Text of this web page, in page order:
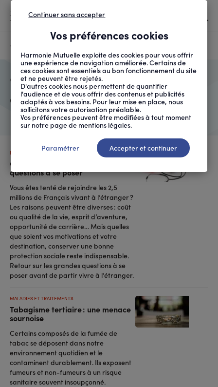
D'ARIANE
ACCUEIL QUI SOMMES-NOUS ? AUTEURS
Olivier Vachey
Couverture sociale à l’étranger, les
questions à se poser
DROITS ET DÉMARCHES
Vous êtes tenté de rejoindre les 2,5
millions de Français vivant à l’étranger ?
Les raisons peuvent être diverses : coût
ou qualité de la vie, esprit d’aventure,
opportunité de carrière… Mais quelles
que soient vos motivations et votre
destination, conserver une bonne
protection sociale reste indispensable.
Retour sur les grandes questions à se
poser avant de partir vivre à l’étranger.
Tabagisme tertiaire : une menace
sournoise
MALADIES ET TRAITEMENTS
Certains composés de la fumée de
tabac se déposent dans notre
environnement quotidien et le
contaminent durablement. Ils exposent
fumeurs et non-fumeurs à un risque
sanitaire souvent insoupçonné.
Vos préférences cookies
Harmonie Mutuelle exploite des cookies pour vous offrir
une expérience de navigation améliorée. Certains de
ces cookies sont essentiels au bon fonctionnement du site
et ne peuvent être rejetés.
D'autres cookies nous permettent de quantifier
l'audience et de vous offrir des contenus et publicités
adaptés à vos besoins. Pour leur mise en place, nous
sollicitons votre autorisation préalable.
Vos préférences peuvent être modifiées à tout moment
sur notre page de mentions légales.
Continuer sans accepter
Paramétrer Accepter et continuer